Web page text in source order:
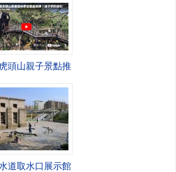
洋互動樂園玩一整天，寓教於樂又好拍〉
頭山親子景點推薦—奧爾森林學堂探訪記
，忽然停下來的一站
道取水口展示館｜一個午後，走進老水道